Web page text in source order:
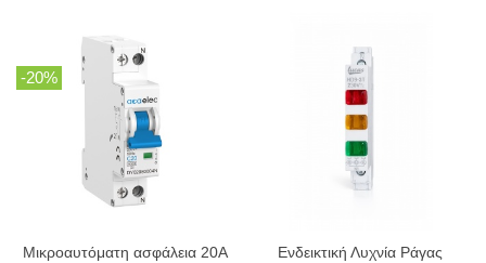
-20%
Μικροαυτόματη ασφάλεια 20A Ενδεικτική Λυχνία Ράγας